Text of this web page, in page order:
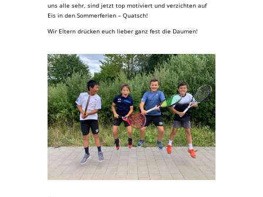
uns alle sehr, sind jetzt top motiviert und verzichten auf
Eis in den Sommerferien – Quatsch!
Wir Eltern drücken euch lieber ganz fest die Daumen!